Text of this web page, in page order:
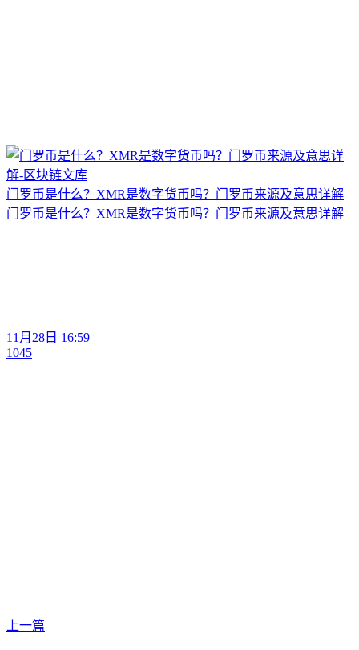
门罗币是什么？XMR是数字货币吗？门罗币来源及意思详解
门罗币是什么？XMR是数字货币吗？门罗币来源及意思详解
11月28日 16:59
1045
上一篇